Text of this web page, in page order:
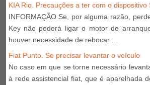
KIA Rio. Precauções a ter com o dispositivo
INFORMAÇÃO Se, por alguma razão,
Key não poderá ligar o motor de
houver necessidade de rebocar ...
Fiat Punto. Se precisar levantar o veículo
No caso em que se torne necessário
à rede assistencial fiat, que é aparelhada